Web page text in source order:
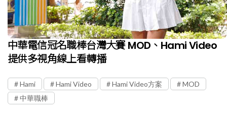
中華電信冠名職棒台灣大賽 MOD、Hami Video
提供多視角線上看轉播
Hami Hami Video Hami Video方案
MOD
中華職棒